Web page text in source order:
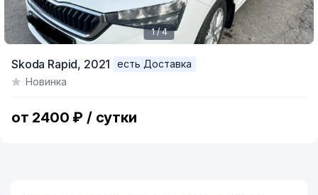
of
1 / 4
Skoda Rapid, 2021
есть Доставка
Новинка
от 2400 ₽ / сутки